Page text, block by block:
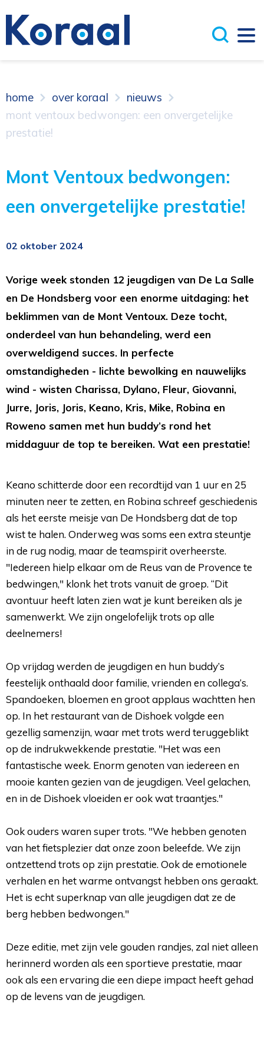
home over koraal
nieuws
mont ventoux bedwongen: een onvergetelijke
prestatie!
Mont Ventoux bedwongen:
een onvergetelijke prestatie!
02 oktober 2024
Vorige week stonden 12 jeugdigen van De La Salle
en De Hondsberg voor een enorme uitdaging: het
beklimmen van de Mont Ventoux. Deze tocht,
onderdeel van hun behandeling, werd een
overweldigend succes. In perfecte
omstandigheden - lichte bewolking en nauwelijks
wind - wisten Charissa, Dylano, Fleur, Giovanni,
Jurre, Joris, Joris, Keano, Kris, Mike, Robina en
Roweno samen met hun buddy’s rond het
middaguur de top te bereiken. Wat een prestatie!
Keano schitterde door een recordtijd van 1 uur en 25
minuten neer te zetten, en Robina schreef geschiedenis
als het eerste meisje van De Hondsberg dat de top
wist te halen. Onderweg was soms een extra steuntje
in de rug nodig, maar de teamspirit overheerste.
"Iedereen hielp elkaar om de Reus van de Provence te
bedwingen," klonk het trots vanuit de groep. “Dit
avontuur heeft laten zien wat je kunt bereiken als je
samenwerkt. We zijn ongelofelijk trots op alle
deelnemers!
Op vrijdag werden de jeugdigen en hun buddy’s
feestelijk onthaald door familie, vrienden en collega’s.
Spandoeken, bloemen en groot applaus wachtten hen
op. In het restaurant van de Dishoek volgde een
gezellig samenzijn, waar met trots werd teruggeblikt
op de indrukwekkende prestatie. "Het was een
fantastische week. Enorm genoten van iedereen en
mooie kanten gezien van de jeugdigen. Veel gelachen,
en in de Dishoek vloeiden er ook wat traantjes."
Ook ouders waren super trots. "We hebben genoten
van het fietsplezier dat onze zoon beleefde. We zijn
ontzettend trots op zijn prestatie. Ook de emotionele
verhalen en het warme ontvangst hebben ons geraakt.
Het is echt superknap van alle jeugdigen dat ze de
berg hebben bedwongen."
Deze editie, met zijn vele gouden randjes, zal niet alleen
herinnerd worden als een sportieve prestatie, maar
ook als een ervaring die een diepe impact heeft gehad
op de levens van de jeugdigen.